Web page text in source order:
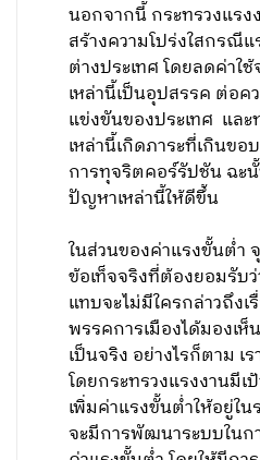
นอกจากนี้ กระทรวงแรง
สร้างความโปร่งใสกรณี
ต่างประเทศ โดยลดค่าใ
เหล่านี้เป็นอุปสรรค ต่อค
แข่งขันของประเทศ แล
เหล่านี้เกิดภาระที่เกินขอ
การทุจริตคอร์รัปชัน ฉะ
ปัญหาเหล่านี้ให้ดีขึ้น
ในส่วนของค่าแรงขั้นต่ำ
ข้อเท็จจริงที่ต้องยอมรับ
แทบจะไม่มีใครกล่าวถึงเ
พรรคการเมืองได้มองเ
เป็นจริง อย่างไรก็ตาม เ
โดยกระทรวงแรงงานมีเ
เพิ่มค่าแรงขั้นต่ำให้อยู่ใ
จะมีการพัฒนาระบบในก